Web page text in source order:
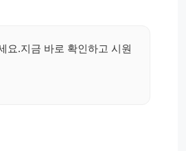
요.지금 바로 확인하고 시원